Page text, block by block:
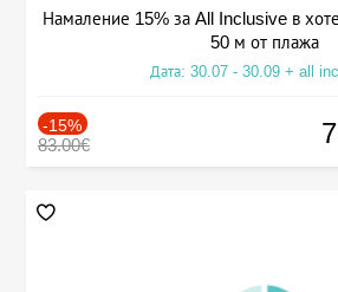
Намаление 15% за All Inclusive в
50 м от плажа
Дата: 30.07 - 30.09 + all
-15%
83.00€